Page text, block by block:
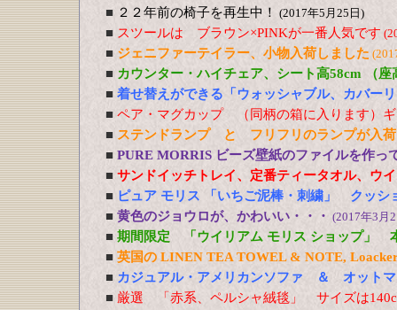
■ ２２年前の椅子を再生中！ (2017年5月25日)
■ スツールは ブラウン×PINKが一番人気です
■ ジェニファーテイラー、小物入荷しました
■ カウンター・ハイチェア、シート高58cm （座
■ 着せ替えができる「ウォッシャブル、カバー
■ ペア・マグカップ （同柄の箱に入ります）
■ ステンドランプ と フリフリのランプが入荷
■ PURE MORRIS ビーズ壁紙のファイルを作っ
■ サンドイッチトレイ、定番ティータオル、ウ
■ ピュア モリス 「いちご泥棒・刺繍」 クッシ
■ 黄色のジョウロが、かわいい・・・ (2017年3月
■ 期間限定 「ウイリアム モリス ショップ」
■ 英国の LINEN TEA TOWEL & NOTE,
■ カジュアル・アメリカンソファ ＆ オット
■ 厳選 「赤系、ペルシャ絨毯」 サイズは